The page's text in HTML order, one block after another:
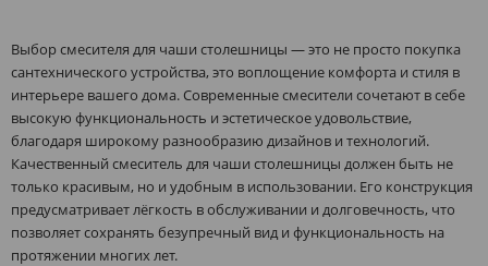
Выбор смесителя для чаши столешницы — это не просто покупка
сантехнического устройства, это воплощение комфорта и стиля в
интерьере вашего дома. Современные смесители сочетают в себе
высокую функциональность и эстетическое удовольствие,
благодаря широкому разнообразию дизайнов и технологий.
Качественный смеситель для чаши столешницы должен быть не
только красивым, но и удобным в использовании. Его конструкция
предусматривает лёгкость в обслуживании и долговечность, что
позволяет сохранять безупречный вид и функциональность на
протяжении многих лет.